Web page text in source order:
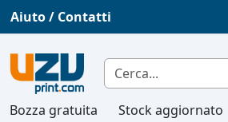
Aiuto / Contatti
Bozza gratuita Stock aggiornato